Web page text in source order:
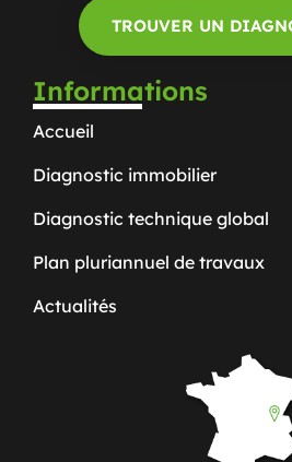
TROUVER UN
Informations
Accueil
Diagnostic immobilier
Diagnostic technique global
Plan pluriannuel de travaux
Actualités